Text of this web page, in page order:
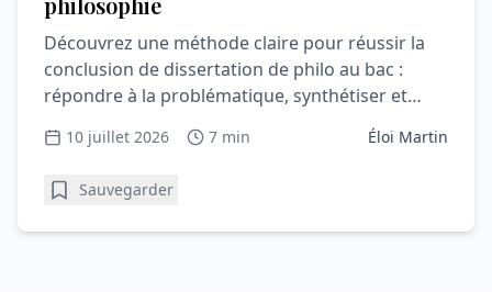
Découvrez une méthode claire pour réussir la
conclusion de dissertation de philo au bac :
répondre à la problématique, synthétiser et
convaincre le correcteur.
10 juillet 2026 7 min Éloi Martin
Sauvegarder